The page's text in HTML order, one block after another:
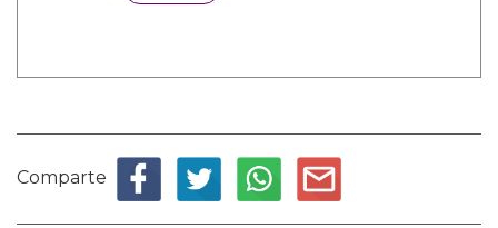
Comparte